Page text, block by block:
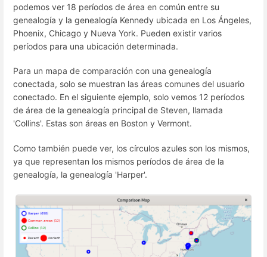
podemos ver 18 períodos de área en común entre su
genealogía y la genealogía Kennedy ubicada en Los Ángeles,
Phoenix, Chicago y Nueva York. Pueden existir varios
períodos para una ubicación determinada.
Para un mapa de comparación con una genealogía
conectada, solo se muestran las áreas comunes del usuario
conectado. En el siguiente ejemplo, solo vemos 12 períodos
de área de la genealogía principal de Steven, llamada
'Collins'. Estas son áreas en Boston y Vermont.
Como también puede ver, los círculos azules son los mismos,
ya que representan los mismos períodos de área de la
genealogía, la genealogía 'Harper'.